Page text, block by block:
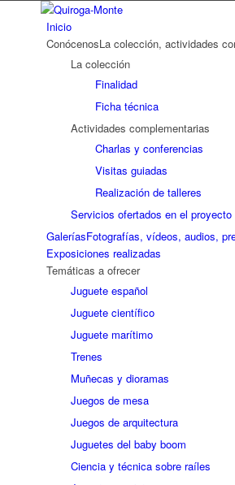
Inicio
ConócenosLa colección, actividades
La colección
Finalidad
Ficha técnica
Actividades complementarias
Charlas y conferencias
Visitas guiadas
Realización de talleres
Servicios ofertados en el
GaleríasFotografías, vídeos, audios,
Exposiciones realizadas
Temáticas a ofrecer
Juguete español
Juguete científico
Juguete marítimo
Trenes
Muñecas y dioramas
Juegos de mesa
Juegos de arquitectura
Juguetes del baby boom
Ciencia y técnica sobre raíles